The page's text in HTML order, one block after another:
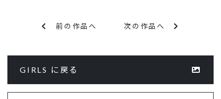
前の作品へ 次の作品へ
GIRLS に戻る